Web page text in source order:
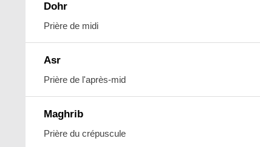
Dohr
Prière de midi
Asr
Prière de l'après-mid
Maghrib
Prière du crépuscule